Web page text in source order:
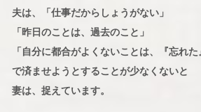
夫は、「仕事だからしょうがない」
「昨日のことは、過去のこと」
「自分に都合がよくないことは、『忘れた
で済ませようとすることが少なくないと
妻は、捉えています。